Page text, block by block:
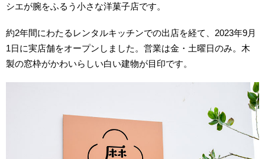
シエが腕をふるう小さな洋菓子店です。
約2年間にわたるレンタルキッチンでの出店を経て、2023年9月
1日に実店舗をオープンしました。営業は金・土曜日のみ。木
製の窓枠がかわいらしい白い建物が目印です。